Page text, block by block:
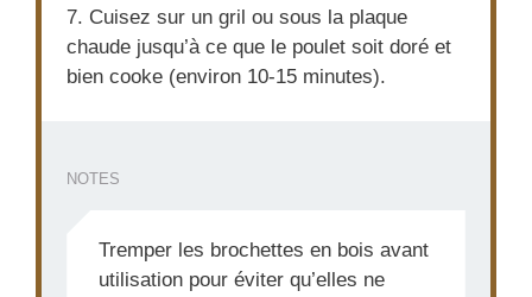
7. Cuisez sur un gril ou sous la plaque
chaude jusqu’à ce que le poulet soit doré et
bien cooke (environ 10-15 minutes).
NOTES
Tremper les brochettes en bois avant
utilisation pour éviter qu’elles ne